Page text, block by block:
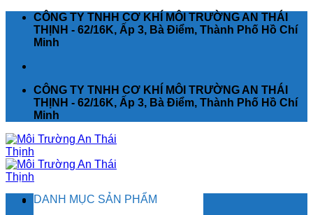
ChuyểnCÔNG TY TNHH CƠ KHÍ MÔI TRƯỜNG AN THÁI
THỊNH - 62/16K, Ấp 3, Bà Điểm, Thành Phố Hồ Chí
Minh
CÔNG TY TNHH CƠ KHÍ MÔI TRƯỜNG AN THÁI
THỊNH - 62/16K, Ấp 3, Bà Điểm, Thành Phố Hồ Chí
Minh
DANH MỤC SẢN PHẨM